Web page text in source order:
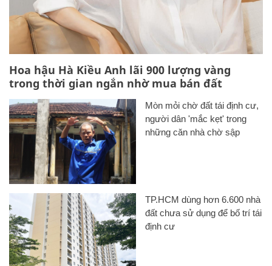
Hoa hậu Hà Kiều Anh lãi 900 lượng vàng
trong thời gian ngắn nhờ mua bán đất
Mòn mỏi chờ đất tái định cư,
người dân 'mắc kẹt' trong
những căn nhà chờ sập
TP.HCM dùng hơn 6.600 nhà
đất chưa sử dụng để bố trí tái
định cư